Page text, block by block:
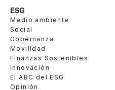
ESG
Medio ambiente
Social
Gobernanza
Movilidad
Finanzas Sostenibles
Innovación
El ABC del ESG
Opinión